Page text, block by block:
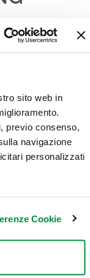
sito web in
previo consenso,
navigazione
personalizzati
Cookie
riferimento del
e legati al
passo coi tempi
ai prodotti